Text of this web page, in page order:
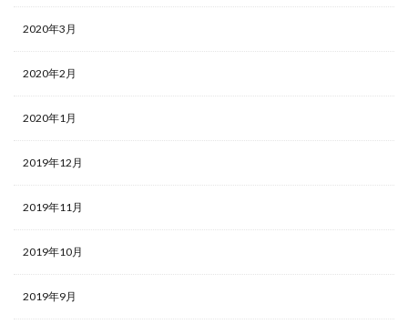
2020年3月
2020年2月
2020年1月
2019年12月
2019年11月
2019年10月
2019年9月